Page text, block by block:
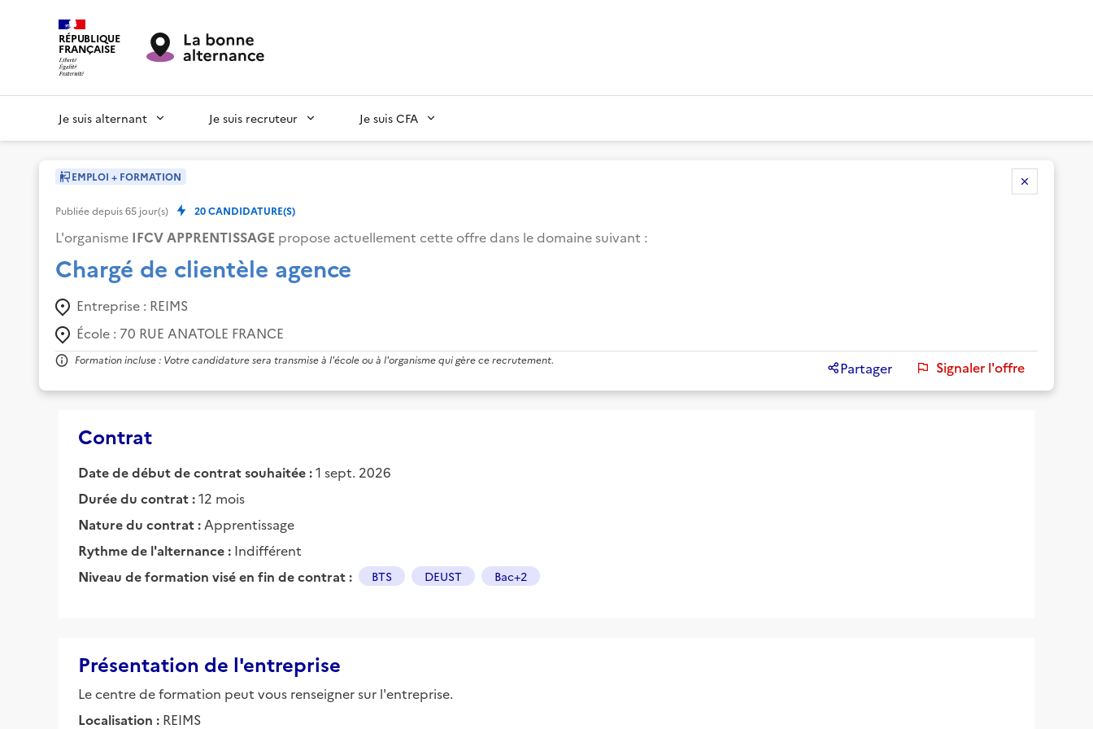
RÉPUBLIQUE
FRANÇAISE
Je suis alternant Je suis recruteur Je suis CFA
EMPLOI + FORMATION
Publiée depuis65 jour(s) 20CANDIDATURE(S)
L'organisme IFCV APPRENTISSAGE propose actuellement cette offre dans le domaine suivant :
Chargé de clientèle agence
Entreprise : REIMS
École : 70 RUE ANATOLE FRANCE
Formation incluse : Votre candidature sera transmise à l'école ou à l'organisme qui gère ce recrutement. Partager Signaler l'offre
Contrat
Date de début de contrat souhaitée :1 sept. 2026
Durée du contrat :12 mois
Nature du contrat : Apprentissage
Rythme de l'alternance : Indifférent
Niveau de formation visé en fin de contrat :
BTS DEUST Bac+2
Présentation de l'entreprise
Le centre de formation peut vous renseigner sur l'entreprise.
Localisation : REIMS